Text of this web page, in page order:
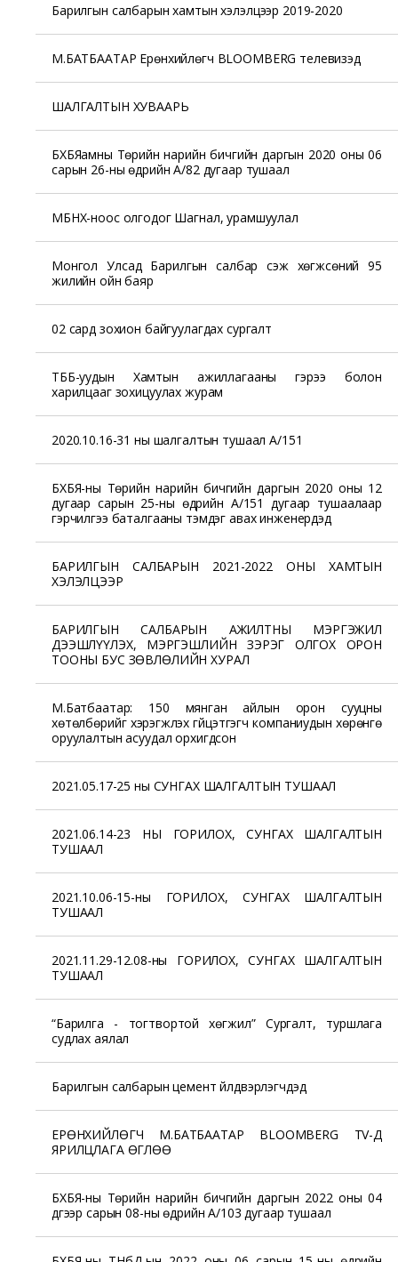
Барилгын салбарын хамтын хэлэлцээр 2019-2020
М.БАТБААТАР Ерөнхийлөгч BLOOMBERG телевизэд
ШАЛГАЛТЫН ХУВААРЬ
БХБЯамны Төрийн нарийн бичгийн даргын 2020 оны 06
сарын 26-ны өдрийн А/82 дугаар тушаал
МБНХ-ноос олгодог Шагнал, урамшуулал
Монгол Улсад Барилгын салбар үүсэж хөгжсөний 95
жилийн ойн баяр
02 сард зохион байгуулагдах сургалт
ТББ-уудын Хамтын ажиллагааны гэрээ болон
харилцааг зохицуулах журам
2020.10.16-31 ны шалгалтын тушаал А/151
БХБЯ-ны Төрийн нарийн бичгийн даргын 2020 оны 12
дугаар сарын 25-ны өдрийн А/151 дугаар тушаалаар
гэрчилгээ баталгааны тэмдэг авах инженерүүдэд
БАРИЛГЫН САЛБАРЫН 2021-2022 ОНЫ ХАМТЫН
ХЭЛЭЛЦЭЭР
БАРИЛГЫН САЛБАРЫН АЖИЛТНЫ МЭРГЭЖИЛ
ДЭЭШЛҮҮЛЭХ, МЭРГЭШЛИЙН ЗЭРЭГ ОЛГОХ ОРОН
ТООНЫ БУС ЗӨВЛӨЛИЙН ХУРАЛ
М.Батбаатар: 150 мянган айлын орон сууцны
хөтөлбөрийг хэрэгжүүлэх гүйцэтгэгч компаниудын хөрөнгө
оруулалтын асуудал орхигдсон
2021.05.17-25 ны СУНГАХ ШАЛГАЛТЫН ТУШААЛ
2021.06.14-23 НЫ ГОРИЛОХ, СУНГАХ ШАЛГАЛТЫН
ТУШААЛ
2021.10.06-15-ны ГОРИЛОХ, СУНГАХ ШАЛГАЛТЫН
ТУШААЛ
2021.11.29-12.08-ны ГОРИЛОХ, СУНГАХ ШАЛГАЛТЫН
ТУШААЛ
“Барилга - тогтвортой хөгжил” Сургалт, туршлага
судлах аялал
Барилгын салбарын цемент үйлдвэрлэгчдэд
ЕРӨНХИЙЛӨГЧ М.БАТБААТАР BLOOMBERG TV-Д
ЯРИЛЦЛАГА ӨГЛӨӨ
БХБЯ-ны Төрийн нарийн бичгийн даргын 2022 оны 04
дүгээр сарын 08-ны өдрийн А/103 дугаар тушаал